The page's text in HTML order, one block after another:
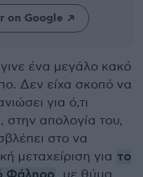
on Google
ένα μεγάλο κακό
Δεν είχα σκοπό να
για ό,τι
απολογία του,
στο να
μεταχείριση για το